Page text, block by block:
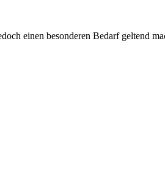
einen besonderen Bedarf geltend